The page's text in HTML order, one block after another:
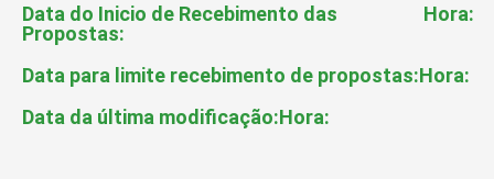
Data do Inicio de Recebimento das
Propostas:
Hora:
Data para limite recebimento de propostas:Hora:
Data da última modificação:Hora: